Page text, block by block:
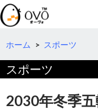
検
索
コ
テ
へ
動
ホーム > スポーツ
スポーツ
2030年冬季